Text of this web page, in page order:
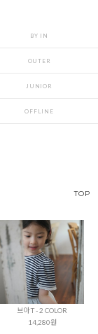
BY IN
OUTER
JUNIOR
OFFLINE
TOP
브아 T - 2 COLOR
14,280원